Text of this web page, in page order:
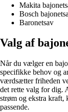
Makita
Bosch
Baronetsav
Valg af
Når du vælger en
specifikke behov og
værdsætter friheden
det rette valg for dig.
strøm og ekstra kraft,
passende.